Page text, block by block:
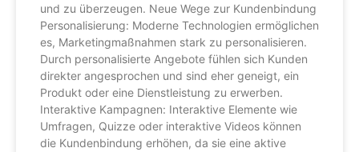
und zu überzeugen. Neue Wege zur Kundenbindung
Personalisierung: Moderne Technologien ermöglichen
es, Marketingmaßnahmen stark zu personalisieren.
Durch personalisierte Angebote fühlen sich Kunden
direkter angesprochen und sind eher geneigt, ein
Produkt oder eine Dienstleistung zu erwerben.
Interaktive Kampagnen: Interaktive Elemente wie
Umfragen, Quizze oder interaktive Videos können
die Kundenbindung erhöhen, da sie eine aktive